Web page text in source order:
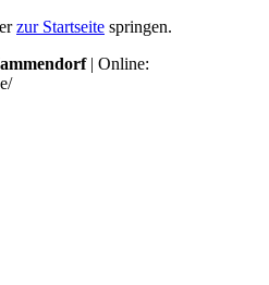
zur Startseite springen.
| Online: